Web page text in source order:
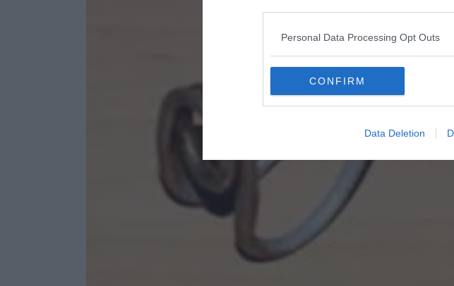
Personal Data Processing Opt Outs
CONFIRM
Data Deletion